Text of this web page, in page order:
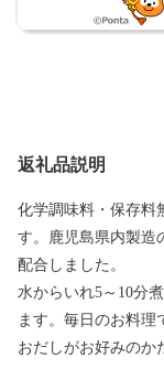
返礼品説明
化学調味料・保存
す。鹿児島県内製造
配合しました。
水からいれ5～10分
ます。毎日のお料理
おだしがお好みのか